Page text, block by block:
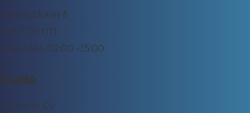
tuki@rockway.fi
Arkisin klo 09:00 -15:00
045 7731 1111
Osoite
Rockway Oy